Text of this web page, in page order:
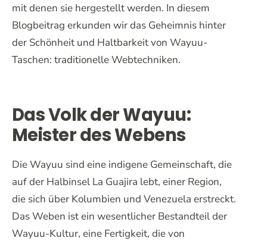
mit denen sie hergestellt werden. In diesem
Blogbeitrag erkunden wir das Geheimnis hinter
der Schönheit und Haltbarkeit von Wayuu-
Taschen: traditionelle Webtechniken.
Das Volk der Wayuu:
Meister des Webens
Die Wayuu sind eine indigene Gemeinschaft, die
auf der Halbinsel La Guajira lebt, einer Region,
die sich über Kolumbien und Venezuela erstreckt.
Das Weben ist ein wesentlicher Bestandteil der
Wayuu-Kultur, eine Fertigkeit, die von